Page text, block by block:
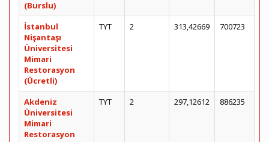
(Burslu)
İstanbul
Nişantaşı
Üniversitesi
Mimari
Restorasyon
(Ücretli)
TYT 2 313,42669 700723
Akdeniz
Üniversitesi
Mimari
Restorasyon
TYT 2 297,12612 886235